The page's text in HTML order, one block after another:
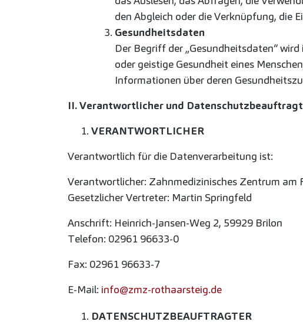
den Abgleich oder die Verknüpfung, die
Gesundheitsdaten
Der Begriff der „Gesundheitsdaten“
oder geistige Gesundheit eines
Informationen über deren
II. Verantwortlicher und
VERANTWORTLICHER
Verantwortlich für die Datenverarbeitung ist:
Verantwortlicher: Zahnmedizinisches Zentrum am
Gesetzlicher Vertreter: Martin Springfeld
Anschrift: Heinrich-Jansen-Weg 2, 59929 Brilon
Telefon: 02961 96633-0
Fax: 02961 96633-7
E-Mail: info@zmz-rothaarsteig.de
DATENSCHUTZBEAUFTRAGTER